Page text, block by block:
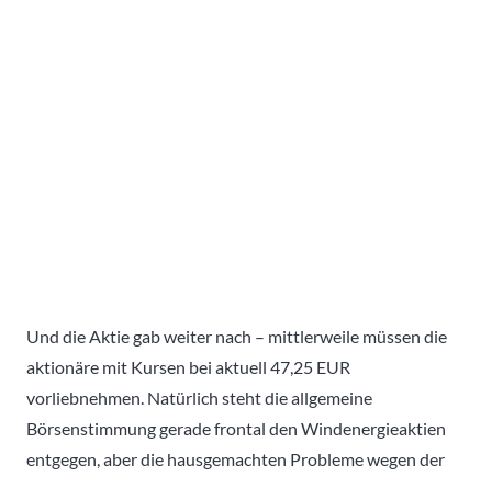
Und die Aktie gab weiter nach – mittlerweile müssen die
aktionäre mit Kursen bei aktuell 47,25 EUR
vorliebnehmen. Natürlich steht die allgemeine
Börsenstimmung gerade frontal den Windenergieaktien
entgegen, aber die hausgemachten Probleme wegen der